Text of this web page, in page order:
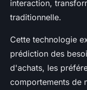
interaction,
traditionnelle.
Cette technologie
prédiction des
d'achats, les
comportements de